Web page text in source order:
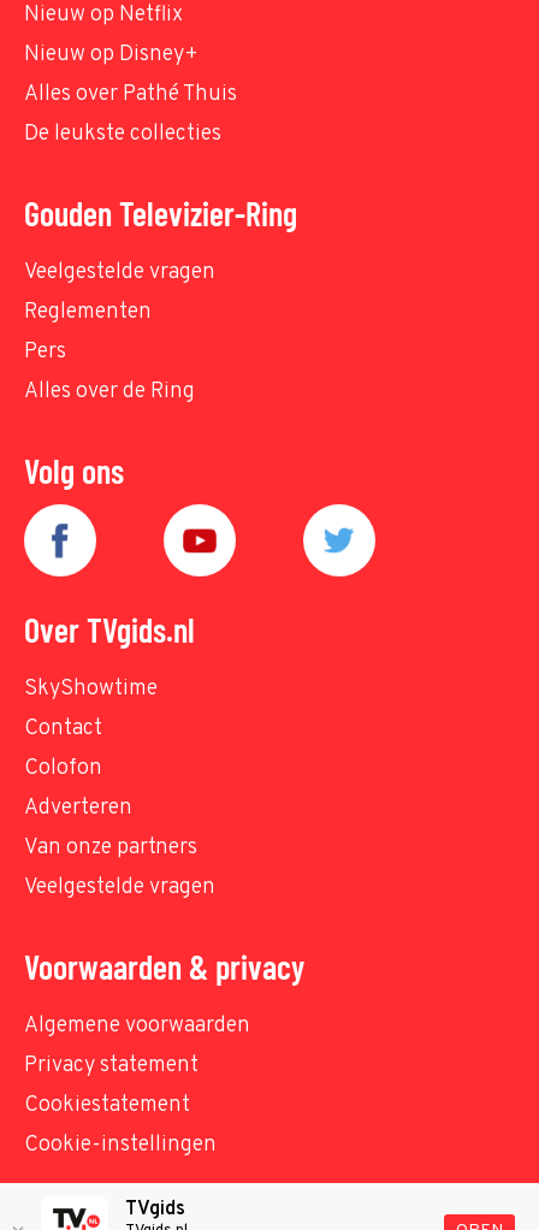
Nieuw op Netflix
Nieuw op Disney+
Alles over Pathé Thuis
De leukste collecties
Gouden Televizier-Ring
Veelgestelde vragen
Reglementen
Pers
Alles over de Ring
Volg ons
Over TVgids.nl
SkyShowtime
Contact
Colofon
Adverteren
Van onze partners
Veelgestelde vragen
Voorwaarden & privacy
Algemene voorwaarden
Privacy statement
Cookiestatement
Cookie-instellingen
TVgids